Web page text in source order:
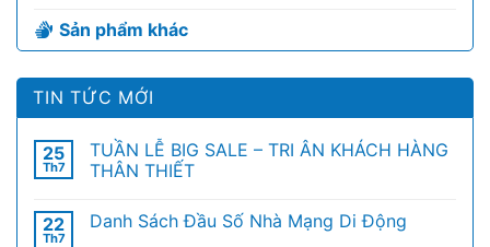
Sản phẩm khác
TIN TỨC MỚI
25
Th7
TUẦN LỄ BIG SALE – TRI ÂN KHÁCH HÀNG
THÂN THIẾT
22
Th7
Danh Sách Đầu Số Nhà Mạng Di Động